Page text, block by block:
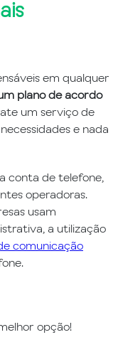
em qualquer
plano de acordo
um serviço de
e nada
conta de telefone,
operadoras.
usam
a utilização
comunicação
opção!